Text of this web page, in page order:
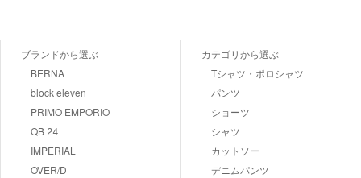
ブランドから選ぶ
BERNA
block eleven
PRIMO EMPORIO
QB 24
IMPERIAL
OVER/D
カテゴリから選ぶ
Tシャツ・ポロシャツ
パンツ
ショーツ
シャツ
カットソー
デニムパンツ